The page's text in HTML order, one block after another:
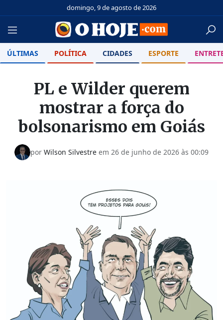
domingo, 9 de agosto de 2026
ÚLTIMAS POLÍTICA CIDADES ESPORTE
PL e Wilder querem
mostrar a força do
bolsonarismo em Goiás
por Wilson Silvestre em 26 de junho de 2026 às 00:09